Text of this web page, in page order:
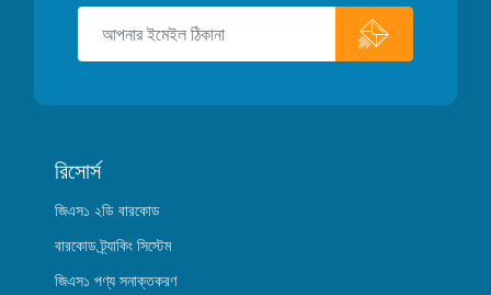
রিসোর্স
জিএস১ ২ডি বারকোড
বারকোড ট্র্যাকিং সিস্টেম
জিএস১ পণ্য সনাক্তকরণ